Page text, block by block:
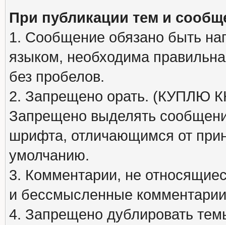
При публикации тем и
1. Сообщение обязано быть
языком, необходима
без пробелов.
2. Запрещено орать. (КУПЛЮ
Запрещено выделять
шрифта, отличающимся от
умолчанию.
3. Комментарии, не
и бессмысленные
4. Запрещено дублировать